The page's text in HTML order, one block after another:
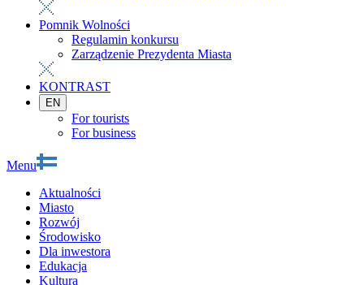
Pomnik Wolności
Regulamin konkursu
Zarządzenie Prezydenta Miasta
KONTRAST
EN
For tourists
For business
Menu
Aktualności
Miasto
Rozwój
Środowisko
Dla inwestora
Edukacja
Kultura